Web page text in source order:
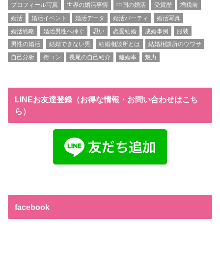
プロフィール写真
世界の婚活事情 中国の婚活 受賞歴
増税前
婚活
婚活イベント 婚活データ 婚活パーティ
婚活写真
婚活戦略
婚活男性へ捧ぐ 思い 恋愛結婚 成婚事例
服装
男性の婚活
結婚できない男 結婚相談所とは
結婚相談所のウワサ
自己分析
街コン 長尾の自己紹介 離婚率 魅力
LINEお友達登録（お得な情報・お問い合わせはこち
ら）
facebook